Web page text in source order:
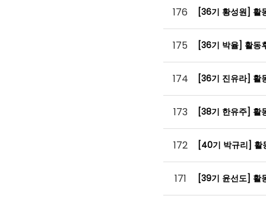
176 [36기 황성원] 활
175 [36기 박율] 활동
174 [36기 진유라] 활
173 [38기 한유주] 활
172 [40기 박규리] 활
171 [39기 윤선도] 활